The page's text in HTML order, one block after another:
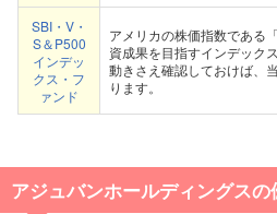
SBI・V・
S＆P500
インデッ
クス・フ
ァンド
アメリカの株価指数である
資成果を目指すインデック
動きさえ確認しておけば、
ります。
アジュバンホールディングス